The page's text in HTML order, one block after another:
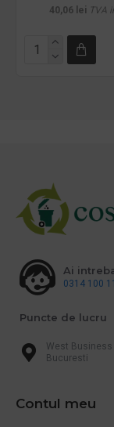
40,06 lei TVA
Ai
0314 100
Puncte de lucru
West Business
Bucuresti
Contul meu